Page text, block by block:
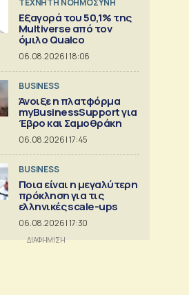
TΕΧΝΗΤΗ ΝΟΗΜΟΣΥΝΗ
Εξαγορά του 50,1% της
Multiverse από τον
όμιλο Qualco
06.08.2026 | 18:06
BUSINESS
Άνοιξε η πλατφόρμα
myBusinessSupport για
Έβρο και Σαμοθράκη
06.08.2026 | 17:45
BUSINESS
Ποια είναι η μεγαλύτερη
πρόκληση για τις
ελληνικές scale-ups
06.08.2026 | 17:30